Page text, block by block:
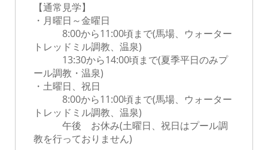
【通常見学】
・月曜日～金曜日
8:00から11:00頃まで(馬場、ウォーター
トレッドミル調教、温泉)
13:30から14:00頃まで(夏季平日のみプ
ール調教・温泉)
・土曜日、祝日
8:00から11:00頃まで(馬場、ウォーター
トレッドミル調教、温泉)
午後 お休み(土曜日、祝日はプール調
教を行っておりません)